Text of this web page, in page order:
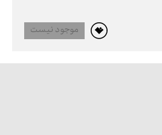
موجود نیست